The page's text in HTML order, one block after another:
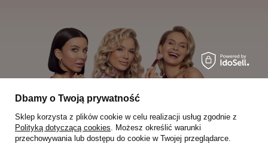
Dbamy o Twoją prywatność
Sklep korzysta z plików cookie w celu realizacji usług zgodnie z
Polityką dotyczącą cookies. Możesz określić warunki
przechowywania lub dostępu do cookie w Twojej przeglądarce.